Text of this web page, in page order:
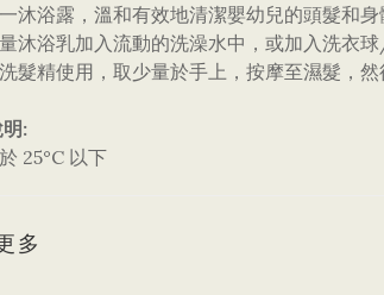
沐浴露，溫和有效地清潔嬰幼兒的頭髮和身
沐浴乳加入流動的洗澡水中，或加入洗衣
髮精使用，取少量於手上，按摩至濕髮，然
:
25°C 以下
多